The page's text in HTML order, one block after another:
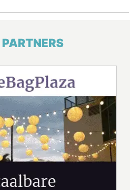
PARTNERS